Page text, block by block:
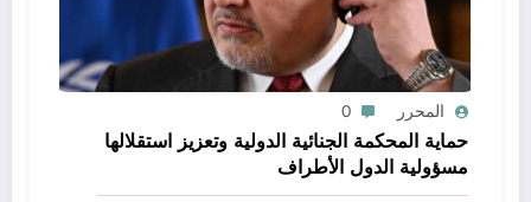
المحرر 0
حماية المحكمة الجنائية الدولية وتعزيز استقلالها
مسؤولية الدول الأطراف